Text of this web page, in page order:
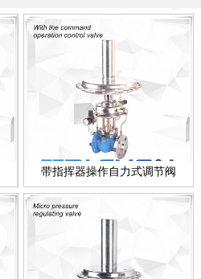
带指挥器操作自力式调节阀